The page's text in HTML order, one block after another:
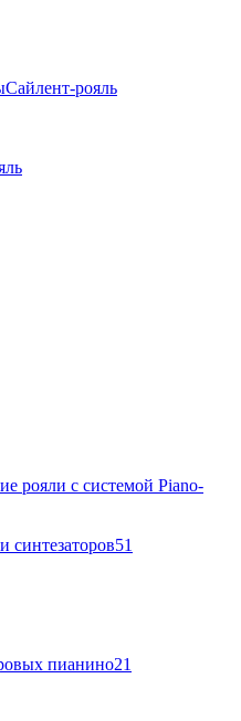
Сайлент-рояль
рояли с системой Piano-
51
пианино21